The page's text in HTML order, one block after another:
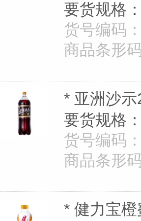
要货规格
货号编码
商品条形
* 亚洲沙示
要货规格
货号编码
商品条形
* 健力宝